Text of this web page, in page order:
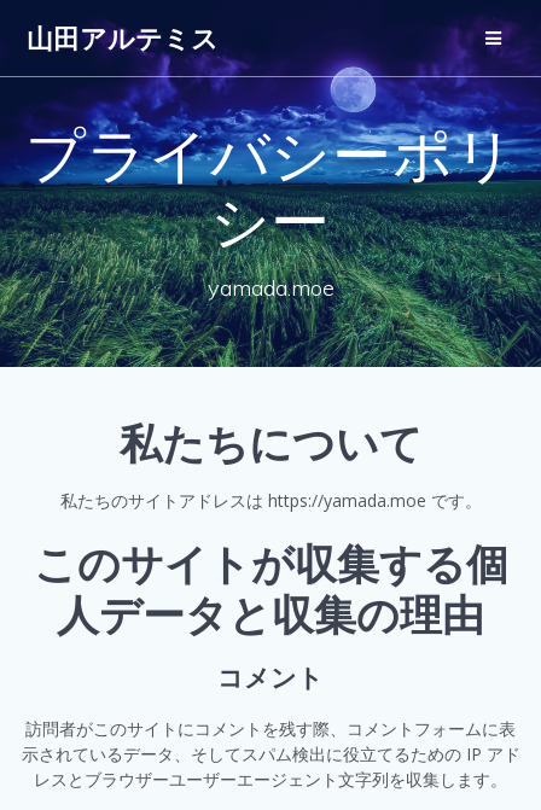
ツ
へ
ス
キ
ッ
プ
山田アルテミス
プライバシーポリ
シー
yamada.moe
私たちについて
私たちのサイトアドレスは https://yamada.moe です。
このサイトが収集する個
人データと収集の理由
コメント
訪問者がこのサイトにコメントを残す際、コメントフォームに表
示されているデータ、そしてスパム検出に役立てるための IP アド
レスとブラウザーユーザーエージェント文字列を収集します。